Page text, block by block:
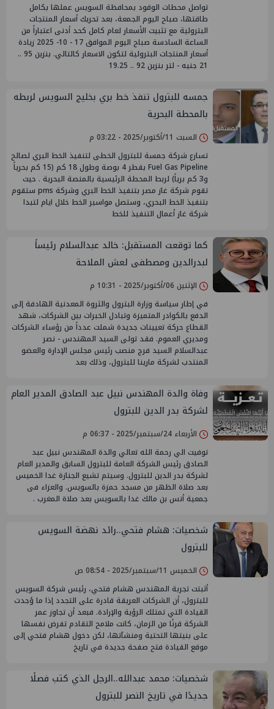
تواصل محطات الوقود بمحافظة السويس عملها بكامل
طاقتها، صباح اليوم الجمعة، بعد تحريك أسعار المنتجات
البترولية مع تثبيت الأسعار لعام كامل كحد أدنى اعتباراً من
الساعة السادسة صباح اليوم الموافق 17 - 10- 2025 زيادة
أسعار المنتجات البترولية لتكون الاسعار كالتالي. بنزين 95 ..
21 جنيه - لتر بنزين 92 .. 19.25
جمسه للبترول تنفذ خط بري بخليج السويس لربطه
بالمحطة البحرية
السبت 11/أكتوبر/2025 - 03:22 م
تسارع شركة جمسة للبترول الخطى لتنفيذ الخط البري لصالح
Fuel Gas Pipeline بقطر 4 بوصة وطول 18 كم (15 كم بحرياً
و3 كم برياً) لربط المحطة الرئيسية بالمنصة البحرية . حيث
تقوم شركة غاز مصر بتنفيذ الخط البري وشركة pms ستقوم
بتنفيذ الخط البحري، وستصل مواسير الخط خلال ايام لتبدا
شركة غاز أعمال التنفيذ للخط
كما توقعت المستقبل: خالد عبدالسلام رئيساً
لبدرالدين ومصطفى لعش الملاحة
الإثنين 06/أكتوبر/2025 - 10:31 م
في إطار سياسة وزارة البترول والثروة المعدنية الهادفة إلى
الدفع بالكوادر المتميزة وتبادل الخبرات بين الشركات، شهد
القطاع حركة تعيينات جديدة شملت عدداً من رؤساء الشركات
ومديري العموم. فقد تولى السيد المهندس - نصر
عبدالسلام السيد فرج منصب رئيس مجلس الإدارة والعضو
المنتدب لشركة مارينا للبترول، وذلك بعد
وفاة والدة المهندس نبيل عبد الصادق المدير العام
لشركة بدر الدين للبترول
الأربعاء 24/سبتمبر/2025 - 06:37 م
توفيت الي رحمة الله تعالي والدة المهندس نبيل عبد
الصادق رئيس الشركة العامة للبترول السابق والمدير العام
لشركة بدر الدين للبترول. وسيتم تشيع الجنازة غدا الخميس
بعد صلاة الظهر من مسجد حمزة بالسويس. والعزاء فى
جمعية أنس بن مالك غدا بالسويس بعد صلاة المغرب .
شخصيات: هشام فتحي..رائد نهضة السويس
للبترول
الخميس 11/سبتمبر/2025 - 08:54 ص
أثبتت تجربة المهندس هشام فتحي، رئيس شركة السويس
للبترول، أن الشركات العريقة قادرة على التجدد إذا ما وُجدت
القيادة التي تمتلك الرؤية والإرادة. فبعد أن تجاوز عمر
الشركة قرنًا من الزمان، كانت ملامح التقادم تفرض نفسها
على بنيتها التحتية ومنشآتها، لكن دخول هشام فتحي إلى
موقع القيادة فتح صفحة جديدة في تاريخ
شخصيات: محمد عبدالله..الرجل الذي كتب فصلًا
جديدًا في تاريخ النصر للبترول